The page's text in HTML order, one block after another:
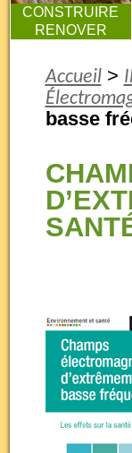
CONSTRUIRE
RENOVER
Accueil>
basse